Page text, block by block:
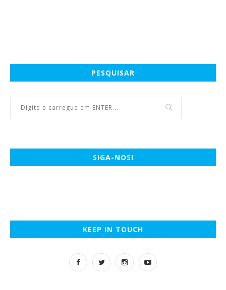
PESQUISAR
SIGA-NOS!
KEEP IN TOUCH